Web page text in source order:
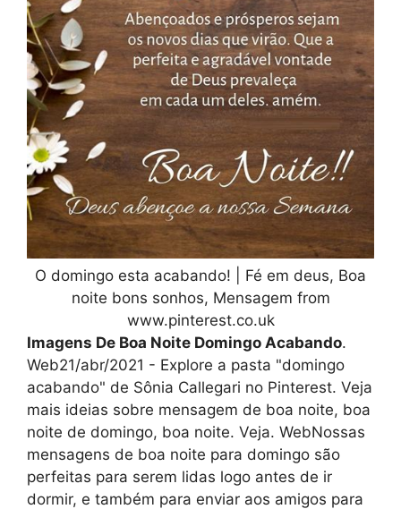
O domingo esta acabando! | Fé em deus, Boa
noite bons sonhos, Mensagem from
www.pinterest.co.uk
Imagens De Boa Noite Domingo Acabando.
Web21/abr/2021 - Explore a pasta "domingo
acabando" de Sônia Callegari no Pinterest. Veja
mais ideias sobre mensagem de boa noite, boa
noite de domingo, boa noite. Veja. WebNossas
mensagens de boa noite para domingo são
perfeitas para serem lidas logo antes de ir
dormir, e também para enviar aos amigos para